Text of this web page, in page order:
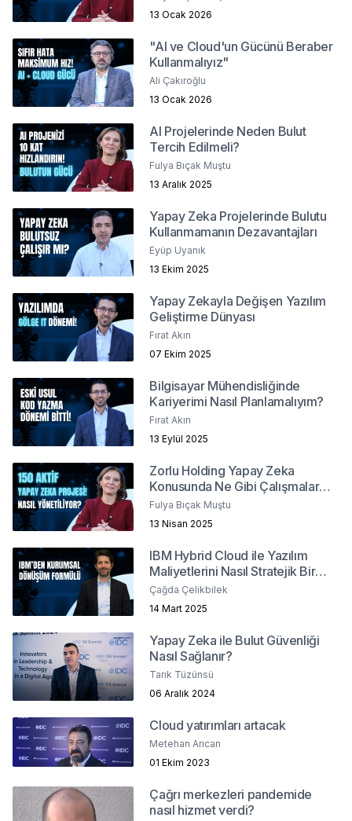
13 Ocak 2026
"AI ve Cloud'un Gücünü Beraber
Kullanmalıyız"
Ali Çakıroğlu
13 Ocak 2026
AI Projelerinde Neden Bulut
Tercih Edilmeli?
Fulya Bıçak Muştu
13 Aralık 2025
Yapay Zeka Projelerinde Bulutu
Kullanmamanın Dezavantajları
Eyüp Uyanık
13 Ekim 2025
Yapay Zekayla Değişen Yazılım
Geliştirme Dünyası
Fırat Akın
07 Ekim 2025
Bilgisayar Mühendisliğinde
Kariyerimi Nasıl Planlamalıyım?
Fırat Akın
13 Eylül 2025
Zorlu Holding Yapay Zeka
Konusunda Ne Gibi Çalışmalar
Yürütüyor?
Fulya Bıçak Muştu
13 Nisan 2025
IBM Hybrid Cloud ile Yazılım
Maliyetlerini Nasıl Stratejik Bir
Yatırıma Dönüştürebiliriz?
Çağda Çelikbilek
14 Mart 2025
Yapay Zeka ile Bulut Güvenliği
Nasıl Sağlanır?
Tarık Tüzünsü
06 Aralık 2024
Cloud yatırımları artacak
Metehan Arıcan
01 Ekim 2023
Çağrı merkezleri pandemide
nasıl hizmet verdi?